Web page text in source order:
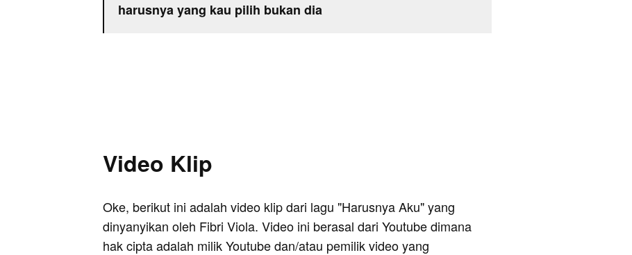
harusnya yang kau pilih bukan dia
Video Klip
Oke, berikut ini adalah video klip dari lagu "Harusnya Aku" yang
dinyanyikan oleh Fibri Viola. Video ini berasal dari Youtube dimana
hak cipta adalah milik Youtube dan/atau pemilik video yang